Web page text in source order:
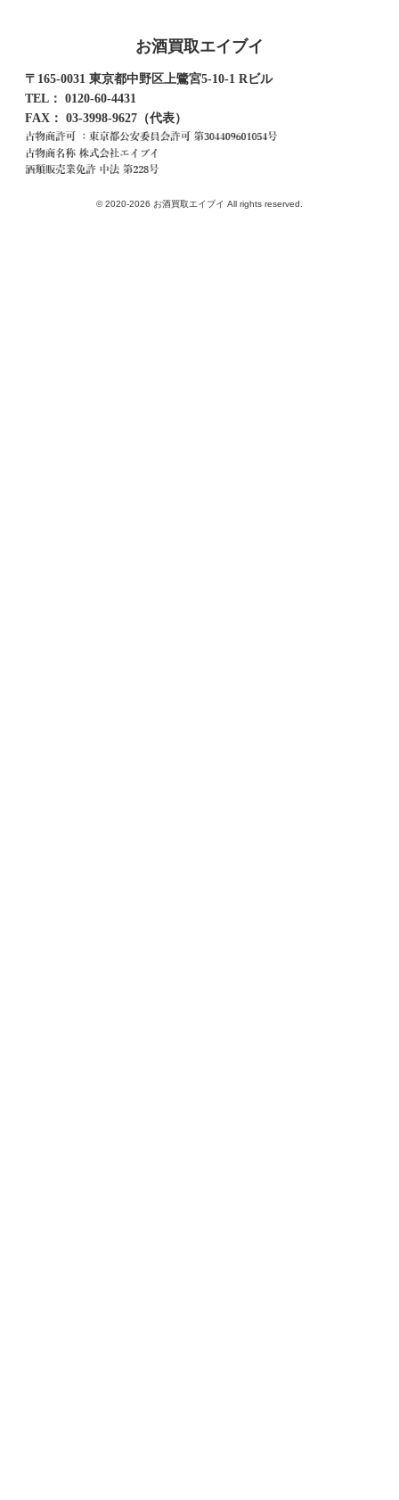
お酒買取エイブイ
〒165-0031 東京都中野区上鷺宮5-10-1 Rビル
TEL： 0120-60-4431
FAX： 03-3998-9627（代表）
© 2020-2026 お酒買取エイブイ All rights reserved.